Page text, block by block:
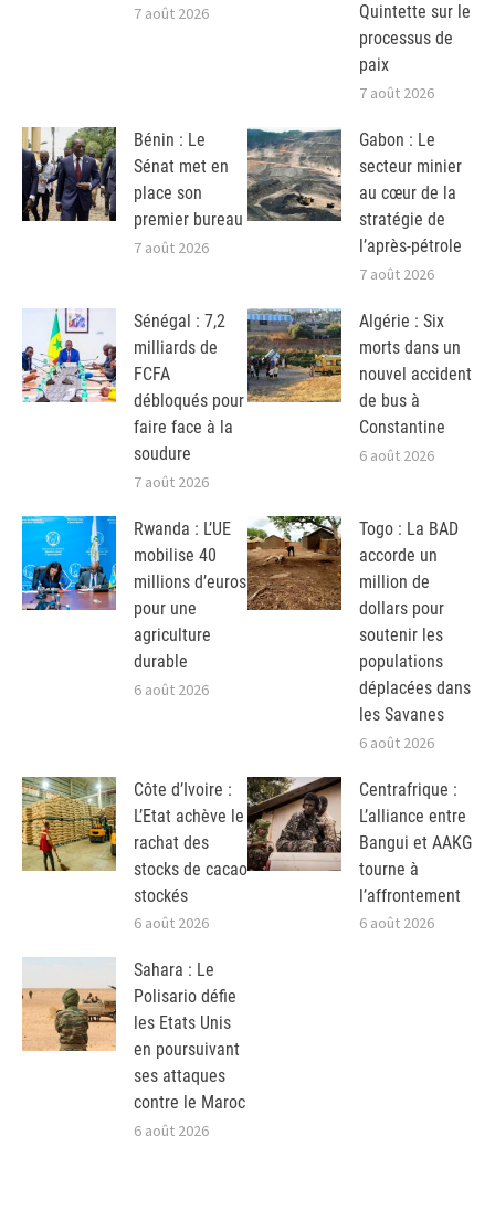
7 août 2026
Quintette sur le
processus de
paix
7 août 2026
Bénin : Le
Sénat met en
place son
premier bureau
7 août 2026
Gabon : Le
secteur minier
au cœur de la
stratégie de
l’après-pétrole
7 août 2026
Sénégal : 7,2
milliards de
FCFA
débloqués pour
faire face à la
soudure
7 août 2026
Algérie : Six
morts dans un
nouvel accident
de bus à
Constantine
6 août 2026
Rwanda : L’UE
mobilise 40
millions d’euros
pour une
agriculture
durable
6 août 2026
Togo : La BAD
accorde un
million de
dollars pour
soutenir les
populations
déplacées dans
les Savanes
6 août 2026
Côte d’Ivoire :
L’Etat achève le
rachat des
stocks de cacao
stockés
6 août 2026
Centrafrique :
L’alliance entre
Bangui et AAKG
tourne à
l’affrontement
6 août 2026
Sahara : Le
Polisario défie
les Etats Unis
en poursuivant
ses attaques
contre le Maroc
6 août 2026